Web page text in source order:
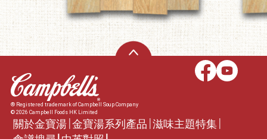
® Registered trademark of Campbell Soup Company
© 2026 Campbell Foods HK Limited
關於金寶湯 金寶湯系列產品 滋味主題特集